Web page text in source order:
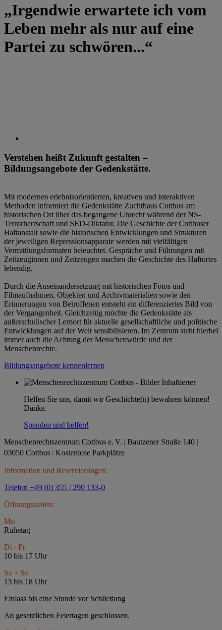
„Irgendwie erwartete ich vom
Leben mehr als nur auf eine
Partei zu schwören...“
Verstehen heißt Zukunft gestalten –
Bildungsangebote der Gedenkstätte.
Mit modernen erlebnisorientierten, kreativen und interaktiven
Methoden informiert die Gedenkstätte Zuchthaus Cottbus am
historischen Ort über das begangene Unrecht während der NS-
Terrorherrschaft und SED-Diktatur. Die Geschichte der Cottbuser
Haftanstalt sowie die historischen Entwicklungen und Strukturen
der jeweiligen Repressionsapparate werden mit vielfältigen
Vermittlungsformaten beleuchtet. Gespräche und Führungen mit
Zeitzeuginnen und Zeitzeugen machen die Geschichte des Haftortes
lebendig.
Durch die Auseinandersetzung mit historischen Fotos und
Filmaufnahmen, Objekten und Archivmaterialien sowie den
Erinnerungen von Betroffenen entsteht ein differenziertes Bild von
der Vergangenheit. Gleichzeitig möchte die Gedenkstätte als
außerschulischer Lernort für aktuelle gesellschaftliche und politische
Entwicklungen auf der Welt sensibilisieren. Im Zentrum steht hierbei
immer auch die Achtung der Menschenwürde und der
Menschenrechte.
Bildungsangebote kennenlernen
Helfen Sie uns, damit wir Geschichte(n) bewahren können!
Danke.
Spenden und helfen!
Menschenrechtszentrum Cottbus e. V. | Bautzener Straße 140 |
03050 Cottbus | Kostenlose Parkplätze
Information und Reservierungen:
Telefon +49 (0) 355 / 290 133-0
Öffnungszeiten:
Mo
Ruhetag
Di - Fr
10 bis 17 Uhr
Sa + So
13 bis 18 Uhr
Einlass bis eine Stunde vor Schließung
An gesetzlichen Feiertagen geschlossen.